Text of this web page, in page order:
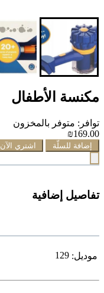
مكنسة الأطفال
توافر: متوفر بالمخزون
₪169.00
إضافة للسلّة اشتري الآن
تفاصيل إضافية
موديل: 129